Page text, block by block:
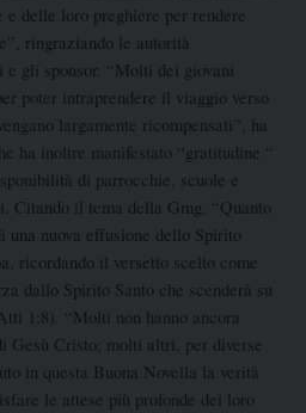
delle loro preghiere per rendere
ringraziando le autorità
gli sponsor. “Molti dei giovani
poter intraprendere il viaggio verso
largamente ricompensati”, ha
ha inoltre manifestato “gratitudine “
di parrocchie, scuole e
Citando il tema della Gmg, “Quanto
una nuova effusione dello Spirito
ricordando il versetto scelto come
dallo Spirito Santo che scenderà su
1:8). “Molti non hanno ancora
Gesù Cristo; molti altri, per diverse
in questa Buona Novella la verità
le attese più profonde dei loro